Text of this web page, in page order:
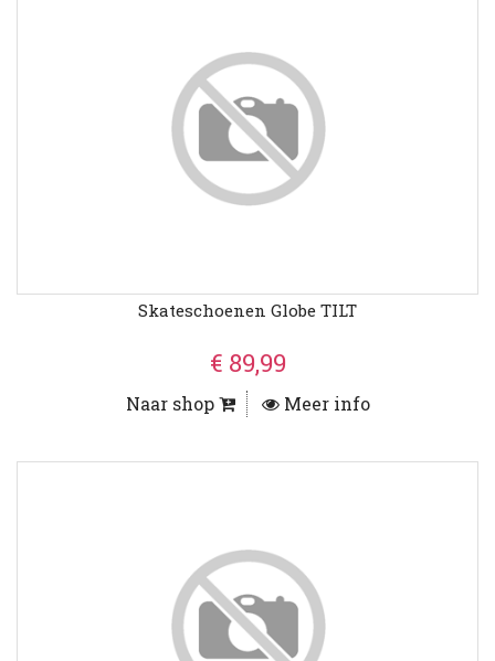
Skateschoenen Globe TILT
€ 89,99
Naar shop Meer info